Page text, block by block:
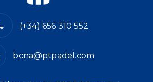
(+34) 656 310 552
bcna@ptpadel.com